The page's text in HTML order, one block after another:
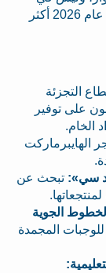
عددهم فحسب. ومن المتوقع أن تستقبل دورة عام 2026 أكثر
التجزئة
على توفير
الخام.
الهايبرماركت
سي»: تبحث عن
الجوية
المجمدة